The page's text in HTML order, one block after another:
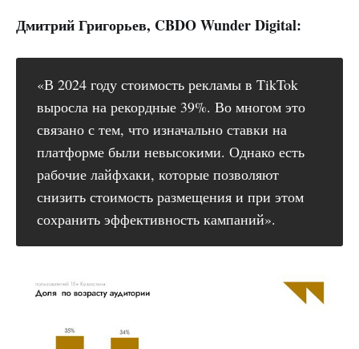
Дмитрий Григорьев, CBDO Wunder Digital:
«В 2024 году стоимость рекламы в TikTok
выросла на рекордные 39%. Во многом это
связано с тем, что изначально ставки на
платформе были невысокими. Однако есть
рабочие лайфхаки, которые позволяют
снизить стоимость размещения и при этом
сохранить эффективность кампаний».